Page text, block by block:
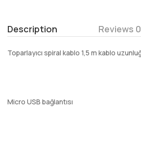
Description Reviews 0
Toparlayıcı spiral kablo 1,5 m kablo
Micro USB bağlantısı